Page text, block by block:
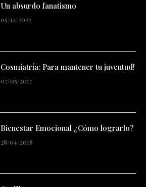
Un absurdo fanatismo
05/12/2022
Cosmiatría: Para mantener tu juventud!
07/05/2017
Bienestar Emocional ¿Cómo lograrlo?
28/04/2018